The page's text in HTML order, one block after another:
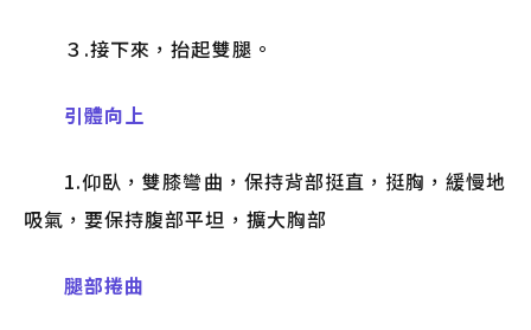
３.接下來，抬起雙腿。
引體向上
1.仰臥，雙膝彎曲，保持背部挺直，挺胸，緩慢地
吸氣，要保持腹部平坦，擴大胸部
腿部捲曲